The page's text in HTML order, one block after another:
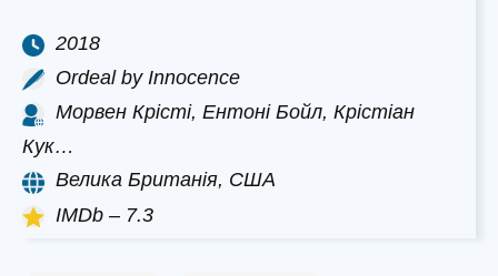
2018
Ordeal by Innocence
Морвен Крісті, Ентоні Бойл, Крістіан
Кук…
Велика Британія, США
IMDb – 7.3